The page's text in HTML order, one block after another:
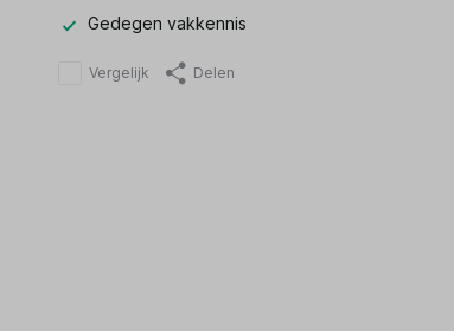
Gedegen vakkennis
Vergelijk Delen